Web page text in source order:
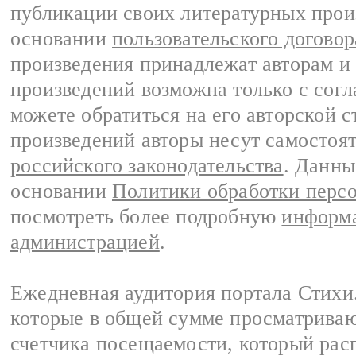
публикации своих литературных
основании пользовательского
произведения принадлежат авторам
произведений возможна только с
можете обратиться на его авторской
произведений авторы несут
российского законодательства.
основании Политики обработки
посмотреть более подробную
администрацией.
Ежедневная аудитория портала
которые в общей сумме
счетчика посещаемости, который